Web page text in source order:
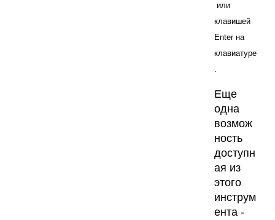
или
клавишей
Enter на
клавиатуре
.
Еще
одна
возмож
ность
доступн
ая из
этого
инструм
ента -